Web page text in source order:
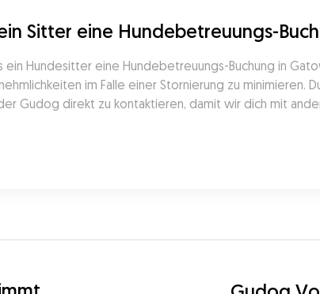
Sitter eine Hundebetreuungs-
Hundesitter eine Hundebetreuungs-Buchung in
im Falle einer Stornierung zu minimieren.
Gudog direkt zu kontaktieren, damit wir dich mit